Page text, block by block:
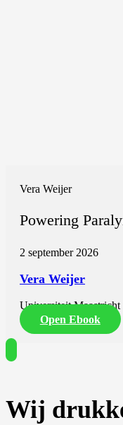
Vera Weijer
Powering
2 september 2026
Vera Weijer
Universiteit Maastricht
Open Ebook
Wij